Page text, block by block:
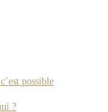
possible
?